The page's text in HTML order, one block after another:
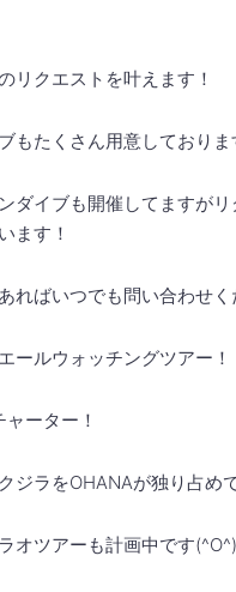
リクエストを叶えます！
もたくさん用意しておりま
ダイブも開催してますがリ
ます！
ればいつでも問い合わせ
ールウォッチングツアー！
ーター！
ジラをOHANAが独り占め
オツアーも計画中です(^O^)